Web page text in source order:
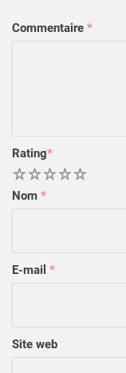
Commentaire *
Rating*
5
4
3
2
Nom *
E-mail *
Site web